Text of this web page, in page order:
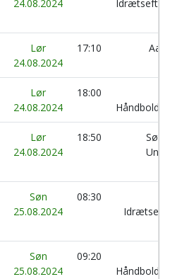
24.08.2024
Lør
24.08.2024
17:10
Lør
24.08.2024
18:00
Lør
24.08.2024
18:50
Søn
25.08.2024
08:30
Søn
25.08.2024
09:20